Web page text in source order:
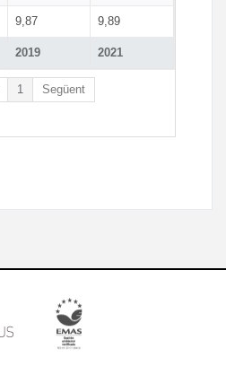
2019 2021
9,87 9,89
1 Següent